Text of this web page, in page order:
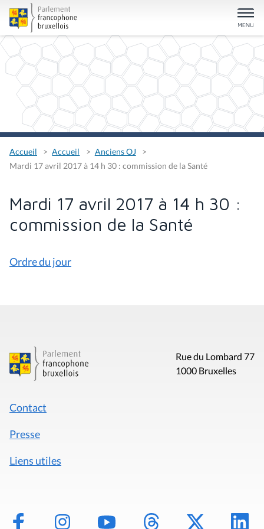
Accueil Accueil
Anciens OJ
Mardi 17 avril 2017 à 14 h 30 : commission de la Santé
Mardi 17 avril 2017 à 14 h 30 :
commission de la Santé
Ordre du jour
Rue du Lombard 77
1000 Bruxelles
Contact
Presse
Liens utiles